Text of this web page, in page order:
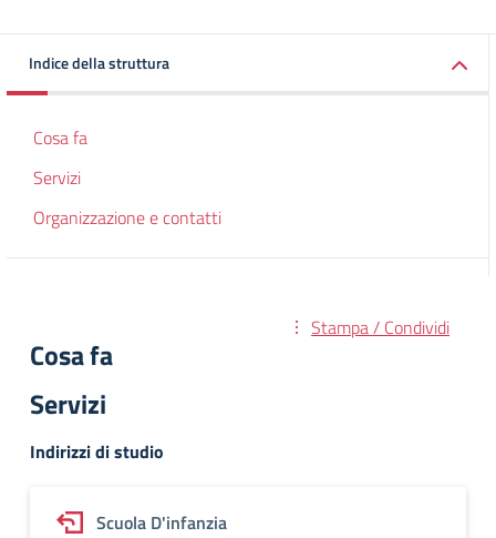
Indice della struttura
Cosa fa
Servizi
Organizzazione e contatti
Stampa / Condividi
Cosa fa
Servizi
Indirizzi di studio
Scuola D'infanzia